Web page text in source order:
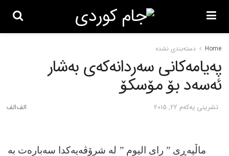
Home دسته‌بندی نشده
په‌یامه‌کانی سه‌ردانه‌که‌ی به‌شار
ئه‌سه‌د بۆ مۆسکۆ
تشرینی یه‌كه‌م 22, 2015
ماڵپه‌ڕی ” رای الیوم ” له‌ شرۆڤه‌یه‌کدا سه‌باره‌ت به‌